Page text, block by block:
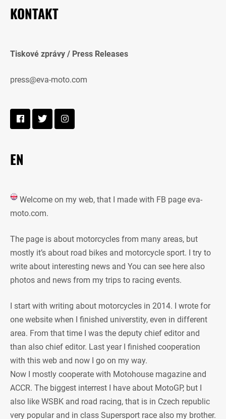
KONTAKT
Tiskové zprávy / Press Releases
press@eva-moto.com
EN
Welcome on my web, that I made with FB page eva-
moto.com.
The page is about motorcycles from many areas, but
mostly it’s about road bikes and motorcycle sport. I try to
write about interesting news and You can see here also
photos and news from my trips to racing events.
I start with writing about motorcycles in 2014. I wrote for
one website when I finished universtity, even in different
area. From that time I was the deputy chief editor and
than also chief editor. Last year I finished cooperation
with this web and now I go on my way.
Now I mostly cooperate with Motohouse magazine and
ACCR. The biggest interrest I have about MotoGP, but I
also like WSBK and road racing, that is in Czech republic
very popular and in class Supersport race also my brother.